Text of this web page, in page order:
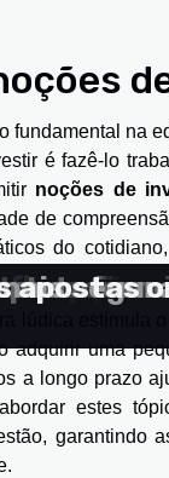
fundamental na
é fazê-lo
noções de
de
do
lúdica estimula
adquirir uma
a longo prazo
estes
garantindo
apostas